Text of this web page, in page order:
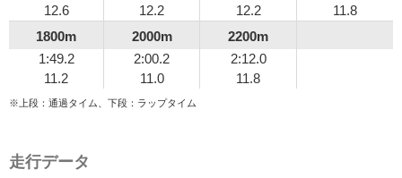
12.6
12.2
12.2
11.8
1800m
2000m
2200m
1:49.2
11.2
2:00.2
11.0
2:12.0
11.8
※上段：通過タイム、下段：ラップタイム
走行データ